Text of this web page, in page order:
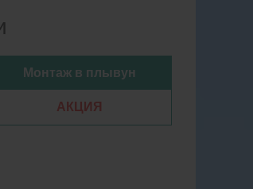
Монтаж в плывун
АКЦИЯ